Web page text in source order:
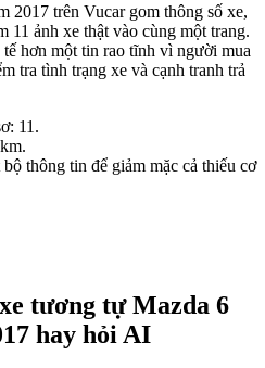
2017 trên Vucar gom thông số xe,
11 ảnh xe thật vào cùng một trang.
hơn một tin rao tĩnh vì người mua
tra tình trạng xe và cạnh tranh trả
11.
thông tin để giảm mặc cả thiếu cơ
tương tự Mazda 6
hay hỏi AI